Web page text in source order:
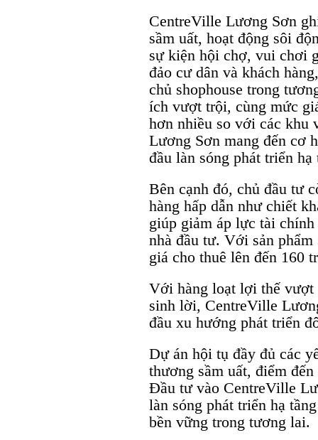
CentreVille Lương Sơn
sầm uất, hoạt động sôi
sự kiện hội chợ, vui chơi
đảo cư dân và khách
chủ shophouse trong
ích vượt trội, cùng mức
hơn nhiều so với các khu
Lương Sơn mang đến cơ
đầu làn sóng phát triển
Bên cạnh đó, chủ đầu tư
hàng hấp dẫn như chiết
giúp giảm áp lực tài
nhà đầu tư. Với sản
giá cho thuê lên đến 160
Với hàng loạt lợi thế vượt
sinh lời, CentreVille
đầu xu hướng phát triển
Dự án hội tụ đầy đủ các
thương sầm uất, điểm
Đầu tư vào CentreVille
làn sóng phát triển hạ
bền vững trong tương lai.